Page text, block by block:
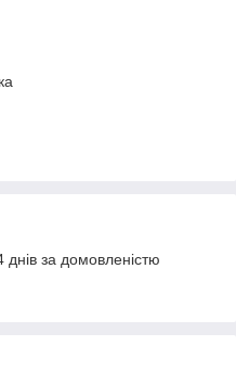
за домовленістю